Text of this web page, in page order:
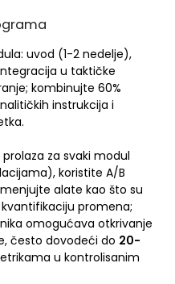
uvod (1-2 nedelje),
u taktičke
kombinujte 60%
instrukcija i
za svaki modul
koristite A/B
alate kao što su
promena;
omogućava otkrivanje
često dovodeći do 20-
u kontrolisanim